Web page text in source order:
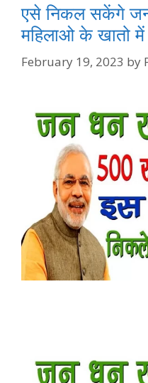
एसे निकल सकेंगे
महिलाओ के खातो
February 19, 2023 by